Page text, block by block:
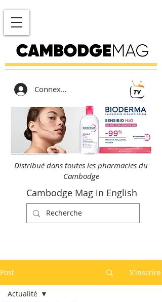
Connexion
Distribué dans toutes les pharmacies du
Cambodge
Cambodge Mag in English
Post S'inscrire
Actualité